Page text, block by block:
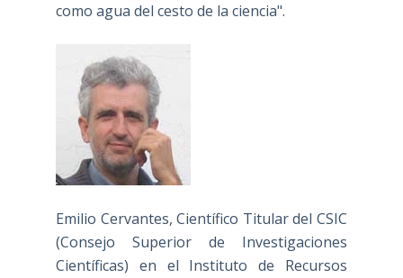
como agua del cesto de la ciencia".
Emilio Cervantes, Científico Titular del CSIC
(Consejo Superior de Investigaciones
Científicas) en el Instituto de Recursos